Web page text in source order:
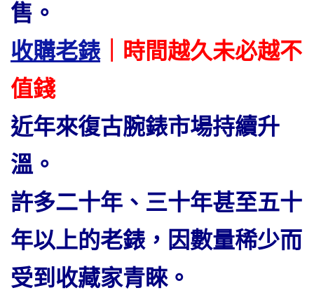
售。
收購老錶｜時間越久未必越不
值錢
近年來復古腕錶市場持續升
溫。
許多二十年、三十年甚至五十
年以上的老錶，因數量稀少而
受到收藏家青睞。